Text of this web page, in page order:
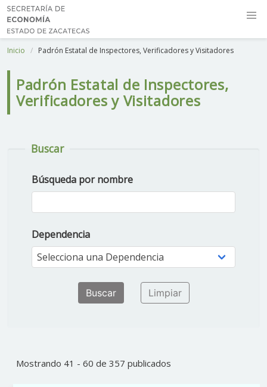
Inicio Padrón Estatal de Inspectores, Verificadores y Visitadores
Padrón Estatal de Inspectores,
Verificadores y Visitadores
Buscar
Búsqueda por nombre
Dependencia
Selecciona una Dependencia
Limpiar
Mostrando 41 - 60 de 357 publicados